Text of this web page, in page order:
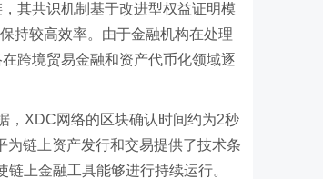
其共识机制基于改进型权益证明模
持较高效率。由于金融机构在处理
跨境贸易金融和资产代币化领域逐
，XDC网络的区块确认时间约为2秒
链上资产发行和交易提供了技术条
上金融工具能够进行持续运行。